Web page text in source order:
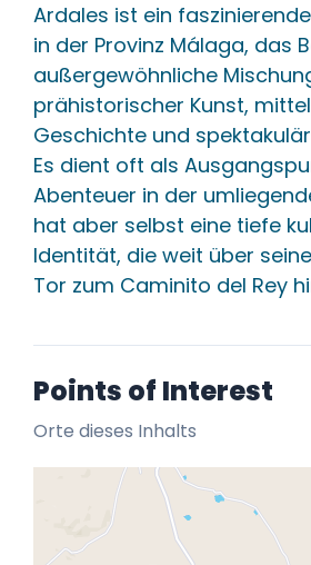
Ardales ist ein
in der Provinz Málaga, das
außergewöhnliche
prähistorischer Kunst,
Geschichte und
Es dient oft als
Abenteuer in der
hat aber selbst eine tiefe
Identität, die weit über
Tor zum Caminito del Rey
Points of Interest
Orte dieses Inhalts